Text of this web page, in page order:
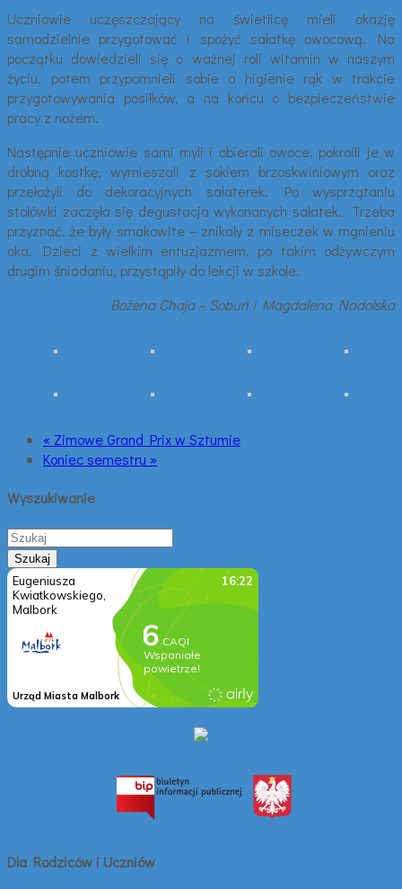
Uczniowie uczęszczający na świetlicę mieli okazję
samodzielnie przygotować i spożyć sałatkę owocową. Na
początku dowiedzieli się o ważnej roli witamin w naszym
życiu, potem przypomnieli sobie o higienie rąk w trakcie
przygotowywania posiłków, a na końcu o bezpieczeństwie
pracy z nożem.
Następnie uczniowie sami myli i obierali owoce, pokroili je w
drobną kostkę, wymieszali z sokiem brzoskwiniowym oraz
przełożyli do dekoracyjnych salaterek. Po wysprzątaniu
stołówki zaczęła się degustacja wykonanych sałatek. Trzeba
przyznać, że były smakowite – znikały z miseczek w mgnieniu
oka. Dzieci z wielkim entuzjazmem, po takim odżywczym
drugim śniadaniu, przystąpiły do lekcji w szkole.
Bożena Chaja – Sobuń i Magdalena Nadolska
« Zimowe Grand Prix w Sztumie
Koniec semestru »
Wyszukiwanie
Dla Rodziców i Uczniów